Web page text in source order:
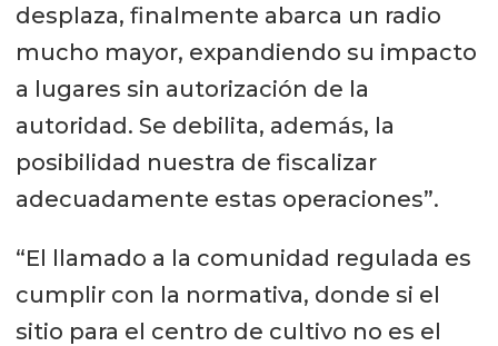
desplaza, finalmente abarca un radio
mucho mayor, expandiendo su impacto
a lugares sin autorización de la
autoridad. Se debilita, además, la
posibilidad nuestra de fiscalizar
adecuadamente estas operaciones”.
“El llamado a la comunidad regulada es
cumplir con la normativa, donde si el
sitio para el centro de cultivo no es el